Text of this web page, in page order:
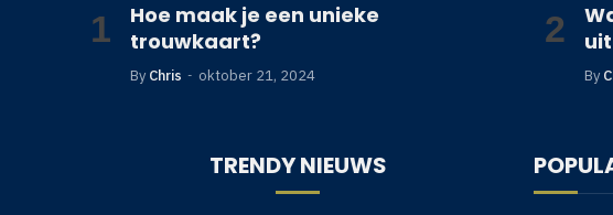
Hoe maak je een unieke
trouwkaart?
By Chris oktober 21, 2024 By
TRENDY NIEUWS